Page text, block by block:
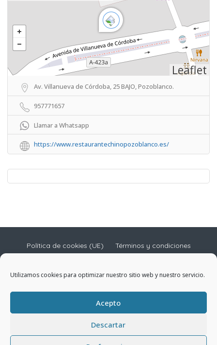
Utilizamos cookies para optimizar nuestro sitio web y nuestro servicio.
Acepto
Descartar
Leaflet
Av. Villanueva de Córdoba, 25 BAJO, Pozoblanco.
957771657
Llamar a Whatsapp
https://www.restaurantechinopozoblanco.es/
Política de cookies (UE)
Términos y condiciones
Copyright © As7 Desarrollos Web
Mayor Nº55-3D 14400 Pozoblanco (Córdoba)
Tel 696769262